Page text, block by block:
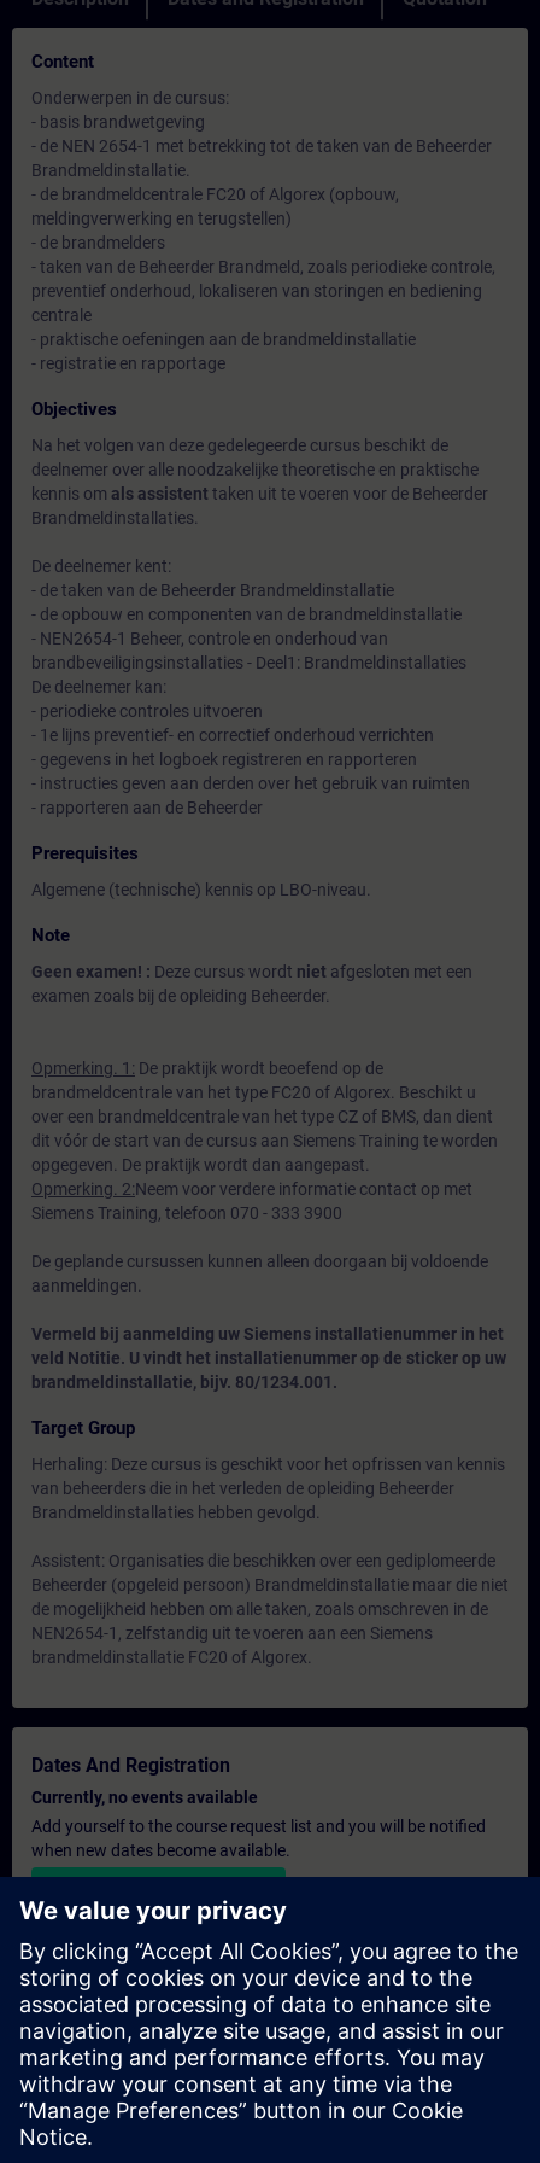
Content
Onderwerpen in de cursus:
- basis brandwetgeving
- de NEN 2654-1 met betrekking tot de taken van de Beheerder
Brandmeldinstallatie.
- de brandmeldcentrale FC20 of Algorex (opbouw,
meldingverwerking en terugstellen)
- de brandmelders
- taken van de Beheerder Brandmeld, zoals periodieke controle,
preventief onderhoud, lokaliseren van storingen en bediening
centrale
- praktische oefeningen aan de brandmeldinstallatie
- registratie en rapportage
Objectives
Na het volgen van deze gedelegeerde cursus beschikt de
deelnemer over alle noodzakelijke theoretische en praktische
kennis om als assistent taken uit te voeren voor de Beheerder
Brandmeldinstallaties.
De deelnemer kent:
- de taken van de Beheerder Brandmeldinstallatie
- de opbouw en componenten van de brandmeldinstallatie
- NEN2654-1 Beheer, controle en onderhoud van
brandbeveiligingsinstallaties - Deel1: Brandmeldinstallaties
De deelnemer kan:
- periodieke controles uitvoeren
- 1e lijns preventief- en correctief onderhoud verrichten
- gegevens in het logboek registreren en rapporteren
- instructies geven aan derden over het gebruik van ruimten
- rapporteren aan de Beheerder
Prerequisites
Algemene (technische) kennis op LBO-niveau.
Note
Geen examen! : Deze cursus wordt niet afgesloten met een
examen zoals bij de opleiding Beheerder.
Opmerking. 1: De praktijk wordt beoefend op de
brandmeldcentrale van het type FC20 of Algorex. Beschikt u
over een brandmeldcentrale van het type CZ of BMS, dan dient
dit vóór de start van de cursus aan Siemens Training te worden
opgegeven. De praktijk wordt dan aangepast.
Opmerking. 2:Neem voor verdere informatie contact op met
Siemens Training, telefoon 070 - 333 3900
De geplande cursussen kunnen alleen doorgaan bij voldoende
aanmeldingen.
Vermeld bij aanmelding uw Siemens installatienummer in het
veld Notitie. U vindt het installatienummer op de sticker op uw
brandmeldinstallatie, bijv. 80/1234.001.
Target Group
Herhaling: Deze cursus is geschikt voor het opfrissen van kennis
van beheerders die in het verleden de opleiding Beheerder
Brandmeldinstallaties hebben gevolgd.
Assistent: Organisaties die beschikken over een gediplomeerde
Beheerder (opgeleid persoon) Brandmeldinstallatie maar die niet
de mogelijkheid hebben om alle taken, zoals omschreven in de
NEN2654-1, zelfstandig uit te voeren aan een Siemens
brandmeldinstallatie FC20 of Algorex.
Dates And Registration
Currently, no events available
Add yourself to the course request list and you will be notified
when new dates become available.
Personalised Quotation
If you require a standard list price quotation for this training, for
example for your purchasing department, then please click the
link below. You first need to provide some personal details and
after this a quotation will be emailed to you.
Provide Quotation